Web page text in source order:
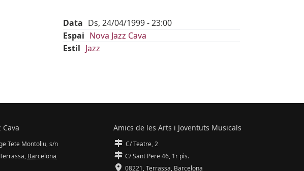
Data Ds, 24/04/1999 - 23:00
Espai Nova Jazz Cava
Estil Jazz
Cava
Tete Montoliu, s/n
, Barcelona
Amics de les Arts i Joventuts Musicals
C/ Teatre, 2
C/ Sant Pere 46, 1r pis.
08221,Terrassa, Barcelona